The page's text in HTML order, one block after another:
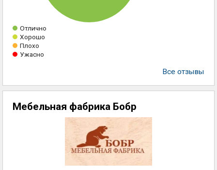
Отлично
Хорошо
Плохо
Ужасно
Все отзывы
Мебельная фабрика Бобр